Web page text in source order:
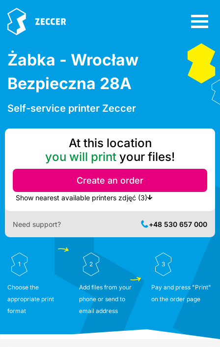
Żabka - Wrocław
Bezpieczna 28A
Self-service printer Zeccer
At this location
you will print your files!
Create an order
Show nearest available printers zdjęć (3)
Need support? +48 530 657 000
1
Choose the
appropriate print
format
2
Add files from your
phone or send to
email address
3
Pay and press "Print"
on the order page